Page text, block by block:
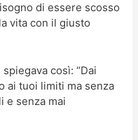
di essere scosso
vita con il giusto
così: “Dai
ai tuoi limiti ma senza
e senza mai